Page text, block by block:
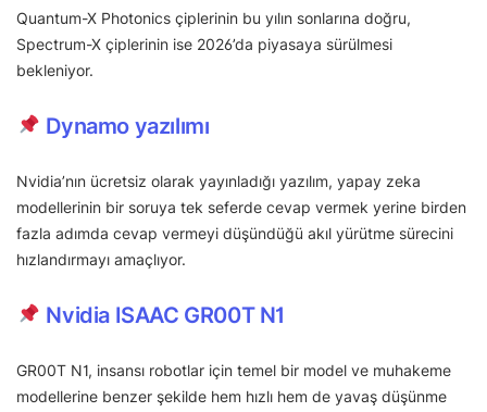
Quantum-X Photonics çiplerinin bu yılın sonlarına doğru,
Spectrum-X çiplerinin ise 2026’da piyasaya sürülmesi
bekleniyor.
Dynamo yazılımı
Nvidia’nın ücretsiz olarak yayınladığı yazılım, yapay zeka
modellerinin bir soruya tek seferde cevap vermek yerine birden
fazla adımda cevap vermeyi düşündüğü akıl yürütme sürecini
hızlandırmayı amaçlıyor.
Nvidia ISAAC GR00T N1
GR00T N1, insansı robotlar için temel bir model ve muhakeme
modellerine benzer şekilde hem hızlı hem de yavaş düşünme